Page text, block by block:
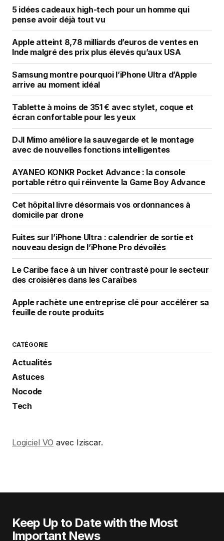
5 idées cadeaux high-tech pour un homme qui
pense avoir déjà tout vu
Apple atteint 8,78 milliards d’euros de ventes en
Inde malgré des prix plus élevés qu’aux USA
Samsung montre pourquoi l’iPhone Ultra d’Apple
arrive au moment idéal
Tablette à moins de 351 € avec stylet, coque et
écran confortable pour les yeux
DJI Mimo améliore la sauvegarde et le montage
avec de nouvelles fonctions intelligentes
AYANEO KONKR Pocket Advance : la console
portable rétro qui réinvente la Game Boy Advance
Cet hôpital livre désormais vos ordonnances à
domicile par drone
Fuites sur l’iPhone Ultra : calendrier de sortie et
nouveau design de l’iPhone Pro dévoilés
Le Caribe face à un hiver contrasté pour le secteur
des croisières dans les Caraïbes
Apple rachète une entreprise clé pour accélérer sa
feuille de route produits
CATÉGORIE
Actualités
Astuces
Nocode
Tech
Logiciel VO avec Iziscar.
Keep Up to Date with the Most
Important News